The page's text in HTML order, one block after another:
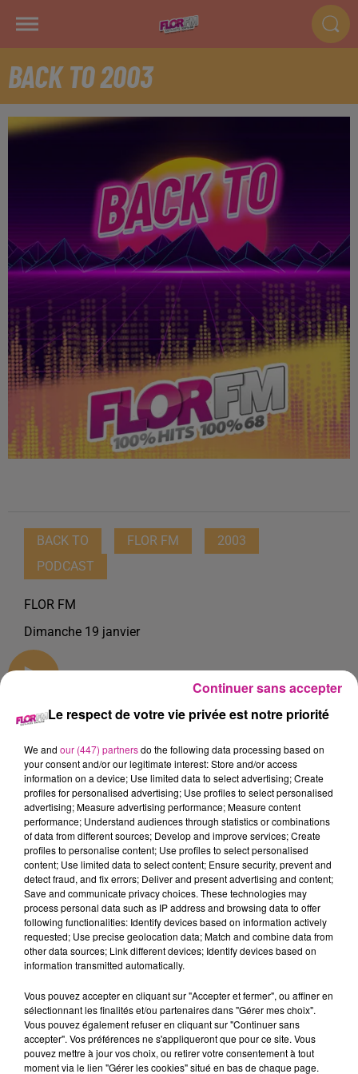
BACK TO 2003
BACK TO FLOR FM
2003
PODCAST
FLOR FM
Dimanche 19 janvier
0:00 48 min 47 sec
BACK TO 2003
Cette semaine, retournez en 2003 avec Romano.
TITRES DIFFUSÉS
10h12
10h12 10h09
10h09
Le respect de votre vie privée est notre priorité
We and our (447) partnersdo the following data processing based on
your consent and/or our legitimate interest: Store and/or access
information on a device; Use limited data to select advertising; Create
profiles for personalised advertising; Use profiles to select personalised
advertising; Measure advertising performance; Measure content
performance; Understand audiences through statistics or combinations
of data from different sources; Develop and improve services; Create
profiles to personalise content; Use profiles to select personalised
content; Use limited data to select content; Ensure security, prevent and
detect fraud, and fix errors; Deliver and present advertising and content;
Save and communicate privacy choices. These technologies may
process personal data such as IP address and browsing data to offer
following functionalities: Identify devices based on information actively
requested; Use precise geolocation data; Match and combine data from
other data sources; Link different devices; Identify devices based on
information transmitted automatically.
Vous pouvez accepter en cliquant sur "Accepter et fermer", ou affiner en
sélectionnant les finalités et/ou partenaires dans "Gérer mes choix".
Vous pouvez également refuser en cliquant sur "Continuer sans
accepter". Vos préférences ne s'appliqueront que pour ce site. Vous
pouvez mettre à jour vos choix, ou retirer votre consentement à tout
moment via le lien "Gérer les cookies" situé en bas de chaque page.
Continuer sans accepter